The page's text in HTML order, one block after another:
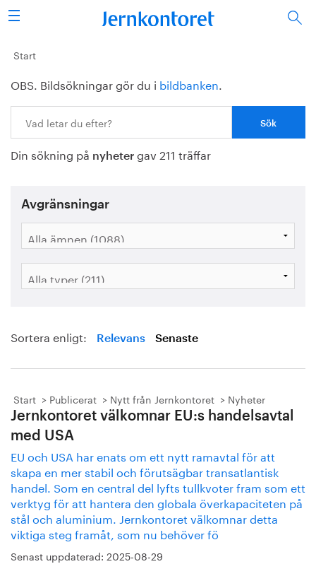
Sök
Stålindustrin
Vision 2050
Forskning/utbildning
Energi/miljö
Vi tycker
Bildbank
Start
OBS. Bildsökningar gör du i bildbanken.
Din sökning på nyheter gav 211 träffar
Avgränsningar
Sortera enligt: Relevans Senaste
Start Publicerat Nytt från Jernkontoret Nyheter
Jernkontoret välkomnar EU:s handelsavtal
med USA
EU och USA har enats om ett nytt ramavtal för att
skapa en mer stabil och förutsägbar transatlantisk
handel. Som en central del lyfts tullkvoter fram som ett
verktyg för att hantera den globala överkapaciteten på
stål och aluminium. Jernkontoret välkomnar detta
viktiga steg framåt, som nu behöver fö
Senast uppdaterad: 2025-08-29